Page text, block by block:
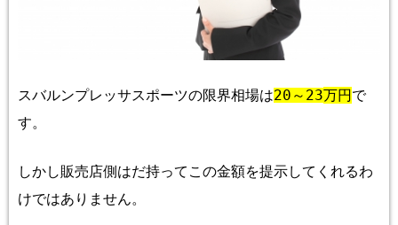
スバルンプレッサスポーツの限界相場は20 ～ 23万円 で
す。
しかし販売店側はだ持ってこの金額を提示してくれるわ
けではありません。